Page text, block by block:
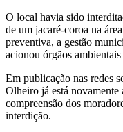
O local havia sido
de um jacaré-coroa na
preventiva, a gestão
acionou órgãos
Em publicação nas redes
Olheiro já está novamente
compreensão dos
interdição.